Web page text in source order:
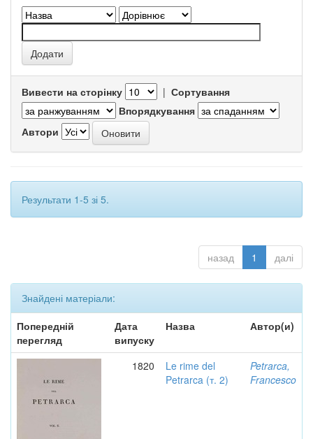
Вивести на сторінку | Сортування
Впорядкування
Автори
Результати 1-5 зі 5.
назад 1 далі
Знайдені матеріали:
Попередній
перегляд
Дата
випуску
Назва Автор(и)
1820
Le rime del
Petrarca (т. 2)
Petrarca,
Francesco